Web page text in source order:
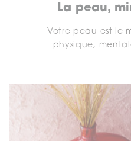
La peau,
Votre peau est le
physique,